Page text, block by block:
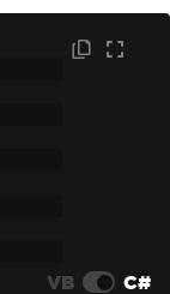
VB C#